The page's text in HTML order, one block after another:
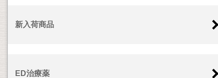
新入荷商品
ED治療薬